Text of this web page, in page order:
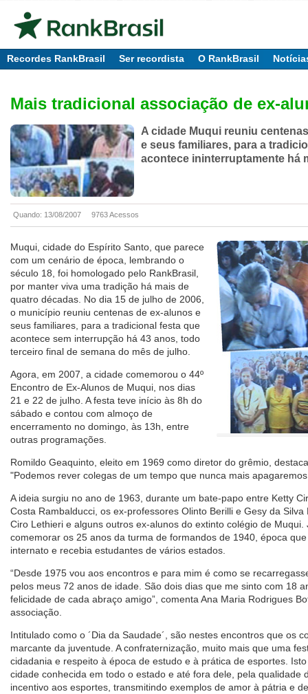
Recordes RankBrasil Ser recordista O RankBrasil
Mais tradicional associação de ex-
A cidade Muqui reuniu
e seus familiares, para a
acontece ininterruptamente há
Quando: 13/08/2007 9763 Acessos
Muqui, cidade do Espírito Santo, que parece
com um cenário de época, lembrando o
século 18, foi homologado pelo RankBrasil,
por manter viva uma tradição há mais de
quatro décadas. No dia 15 de julho de 2006,
o município reuniu centenas de ex-alunos e
seus familiares, para a tradicional festa que
acontece sem interrupção há 43 anos, todo
terceiro final de semana do mês de julho.
Agora, em 2007, a cidade comemorou o 44º
Encontro de Ex-Alunos de Muqui, nos dias
21 e 22 de julho. A festa teve início às 8h do
sábado e contou com almoço de
encerramento no domingo, às 13h, entre
outras programações.
Romildo Geaquinto, eleito em 1969 como diretor do grêmio,
"Podemos rever colegas de um tempo que nunca mais
A ideia surgiu no ano de 1963, durante um bate-papo entre Ketty
Costa Rambalducci, os ex-professores Olinto Berilli e Gesy da
Ciro Lethieri e alguns outros ex-alunos do extinto colégio de Muqui.
comemorar os 25 anos da turma de formandos de 1940, época
internato e recebia estudantes de vários estados.
“Desde 1975 vou aos encontros e para mim é como se
pelos meus 72 anos de idade. São dois dias que me sinto com 18
felicidade de cada abraço amigo”, comenta Ana Maria Rodrigues
associação.
Intitulado como o ´Dia da Saudade´, são nestes encontros que os
marcante da juventude. A confraternização, muito mais que uma
cidadania e respeito à época de estudo e à prática de esportes.
cidade conhecida em todo o estado e até fora dele, pela qualidade
incentivo aos esportes, transmitindo exemplos de amor à pátria e